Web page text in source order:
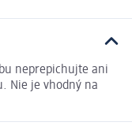
neprepichujte ani
Nie je vhodný na